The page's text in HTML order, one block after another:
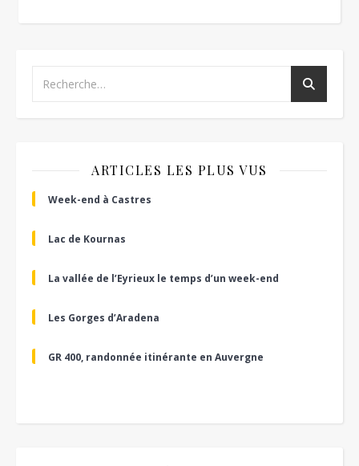
ARTICLES LES PLUS VUS
Week-end à Castres
Lac de Kournas
La vallée de l’Eyrieux le temps d’un week-end
Les Gorges d’Aradena
GR 400, randonnée itinérante en Auvergne